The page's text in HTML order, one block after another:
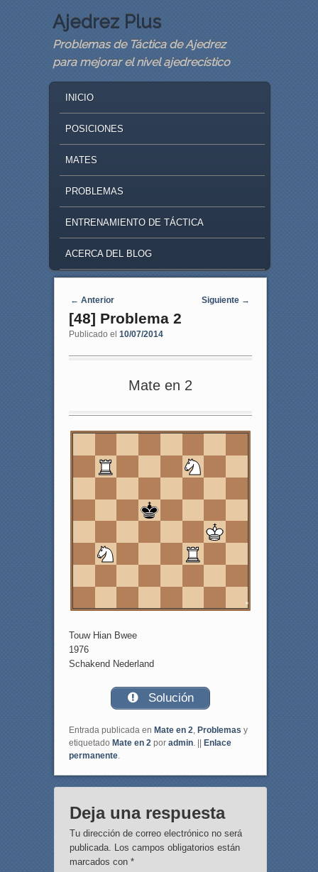
Ajedrez Plus
Problemas de Táctica de Ajedrez
para mejorar el nivel ajedrecístico
SKIP TO PRIMARY CONTENT
SKIP TO SECONDARY CONTENT
INICIO
POSICIONES
MATES
PROBLEMAS
ENTRENAMIENTO DE TÁCTICA
ACERCA DEL BLOG
Navegaci�n de entradas
← Anterior Siguiente →
[48] Problema 2
Publicado el 10/07/2014
Mate en 2
Touw Hian Bwee
1976
Schakend Nederland
Solución
Entrada publicada en Mate en 2, Problemas y
etiquetado Mate en 2por admin. ||
Enlace
permanente.
Deja una respuesta
Tu dirección de correo electrónico no será
publicada. Los campos obligatorios están
marcados con *